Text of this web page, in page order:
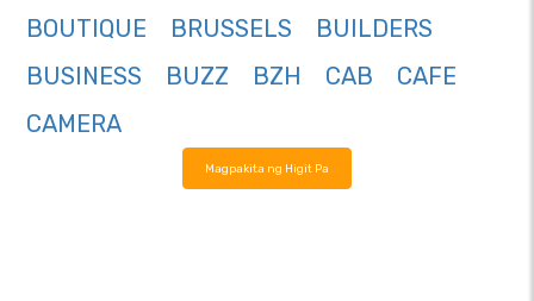
BOUTIQUE
BRUSSELS
BUILDERS
BUSINESS
BUZZ BZH CAB
CAFE
CAMERA
Magpakita ng Higit Pa